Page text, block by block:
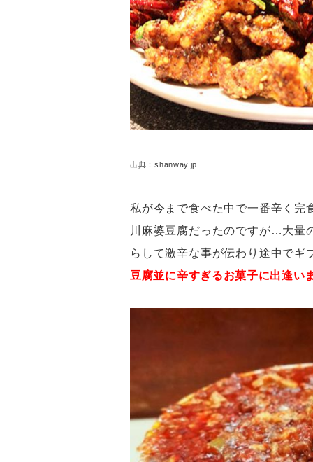
出典：shanway.jp
私が今まで食べた中で一番辛く完
川麻婆豆腐だったのですが…大量
らして激辛な事が伝わり途中でギ
豆腐並に辛すぎるお菓子に出逢い